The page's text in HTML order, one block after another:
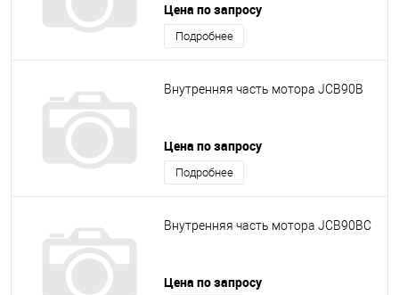
Цена по запросу
Подробнее
Внутренняя часть мотора JCB90B
Цена по запросу
Подробнее
Внутренняя часть мотора JCB90BC
Цена по запросу